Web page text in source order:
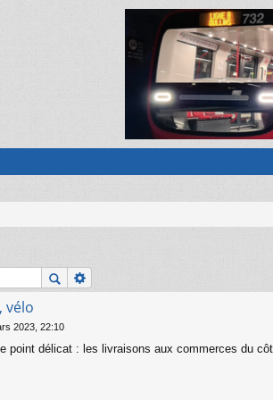
vélo
2023, 22:10
point délicat : les livraisons aux commerces du